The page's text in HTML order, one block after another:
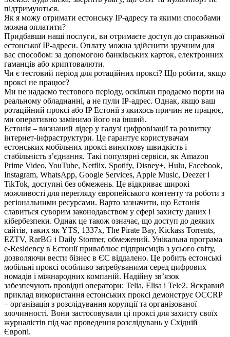
підтримуються.
Як я можу отримати естонську IP-адресу та якими способами
можна оплатити?
Придбавши наші послуги, ви отримаєте доступ до справжньої
естонської IP-адреси. Оплату можна здійснити зручним для
вас способом: за допомогою банківських карток, електронних
гаманців або криптовалюти.
Чи є тестовий період для ротаційних проксі? Що робити, якщо
проксі не працює?
Ми не надаємо тестового періоду, оскільки продаємо порти на
реальному обладнанні, а не пули IP-адрес. Однак, якщо ваш
ротаційний проксі або IP Естонії з якихось причин не працює,
ми оперативно замінимо його на інший.
Естонія – визнаний лідер у галузі цифровізації та розвитку
інтернет-інфраструктури. Це гарантує користувачам
естонських мобільних проксі виняткову швидкість і
стабільність з’єднання. Такі популярні сервіси, як Amazon
Prime Video, YouTube, Netflix, Spotify, Disney+, Hulu, Facebook,
Instagram, WhatsApp, Google Services, Apple Music, Deezer і
TikTok, доступні без обмежень. Це відкриває широкі
можливості для перегляду європейського контенту та роботи з
регіональними ресурсами. Варто зазначити, що Естонія
славиться суворим законодавством у сфері захисту даних і
кібербезпеки. Однак це також означає, що доступ до деяких
сайтів, таких як YTS, 1337x, The Pirate Bay, Kickass Torrents,
EZTV, RarBG і Daily Stormer, обмежений. Унікальна програма
e-Residency в Естонії приваблює підприємців з усього світу,
дозволяючи вести бізнес в ЄС віддалено. Це робить естонські
мобільні проксі особливо затребуваними серед цифрових
номадів і міжнародних компаній. Надійну зв’язок
забезпечують провідні оператори: Telia, Elisa і Tele2. Яскравий
приклад використання естонських проксі демонструє OCCRP
– організація з розслідування корупції та організованої
злочинності. Вони застосовували ці проксі для захисту своїх
журналістів під час проведення розслідувань у Східній
Європі.